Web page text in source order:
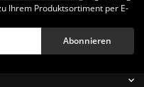
Ihrem Produktsortiment per E-
Abonnieren